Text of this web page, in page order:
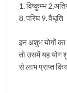
1. विष्कुम्भ
8. परिघ 9. वैधृति
इन अशुभ योगों
तो उसमें यह योग
से लाभ प्राप्त